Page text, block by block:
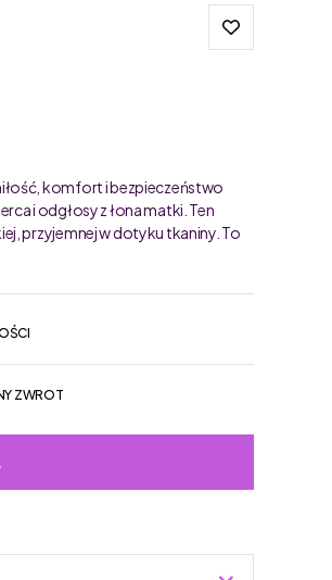
komfort i bezpieczeństwo
i odgłosy z łona matki. Ten
przyjemnej w dotyku tkaniny. To
ZWROT